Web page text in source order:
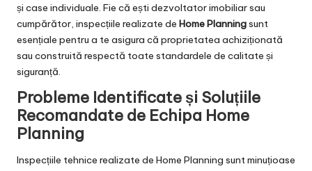
și case individuale. Fie că ești dezvoltator imobiliar sau
cumpărător, inspecțiile realizate de Home Planningsunt
esențiale pentru a te asigura că proprietatea achiziționată
sau construită respectă toate standardele de calitate și
siguranță.
Probleme Identificate și Soluțiile
Recomandate de Echipa Home
Planning
Inspecțiile tehnice realizate de Home Planning sunt minuțioase